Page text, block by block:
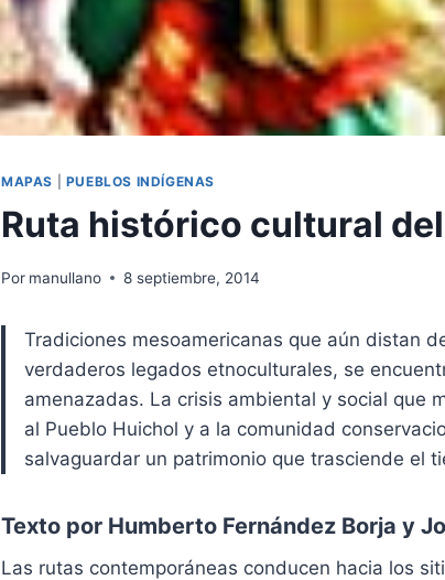
MAPAS PUEBLOS INDÍGENAS
Ruta histórico cultural
Por manullano 8 septiembre, 2014
Tradiciones mesoamericanas que aún distan
verdaderos legados etnoculturales, se
amenazadas. La crisis ambiental y social que
al Pueblo Huichol y a la comunidad
salvaguardar un patrimonio que trasciende el
Texto por Humberto Fernández Borja y
Las rutas contemporáneas conducen hacia los